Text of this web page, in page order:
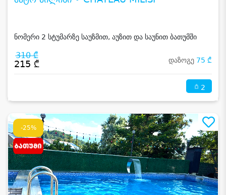
ნომერი 2 სტუმარზე საუზმით, აუზით და საუნით ბათუმში
310 ₾
215 ₾ დაზოგე 75 ₾
2
-25%